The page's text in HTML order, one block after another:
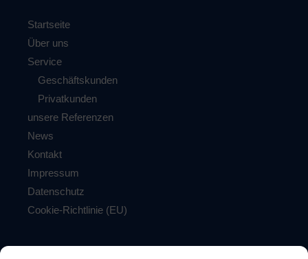
Startseite
Über uns
Service
Geschäftskunden
Privatkunden
unsere Referenzen
News
Kontakt
Impressum
Datenschutz
Cookie-Richtlinie (EU)